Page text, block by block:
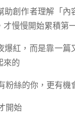
助創作者理解「內
才慢慢開始累積第
爆紅，而是靠一篇
來的
粉絲的你，更有機
開始